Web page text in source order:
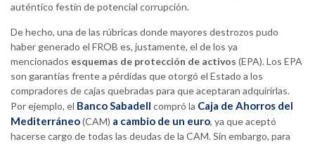
auténtico festín de potencial corrupción.
De hecho, una de las rúbricas donde mayores destrozos pudo
haber generado el FROB es, justamente, el de los ya
mencionados esquemas de protección de activos (EPA). Los EPA
son garantías frente a pérdidas que otorgó el Estado a los
compradores de cajas quebradas para que aceptaran adquirirlas.
Por ejemplo, el Banco Sabadell compró la Caja de Ahorros del
Mediterráneo(CAM) a cambio de un euro, ya que aceptó
hacerse cargo de todas las deudas de la CAM. Sin embargo, para